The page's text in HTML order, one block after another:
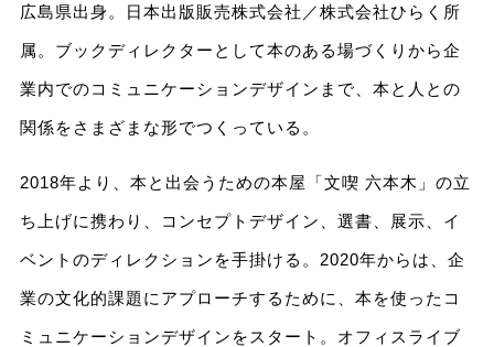
広島県出身。日本出版販売株式会社／株式会社ひらく所
属。ブックディレクターとして本のある場づくりから企
業内でのコミュニケーションデザインまで、本と人との
関係をさまざまな形でつくっている。
2018年より、本と出会うための本屋「文喫 六本木」の立
ち上げに携わり、コンセプトデザイン、選書、展示、イ
ベントのディレクションを手掛ける。2020年からは、企
業の文化的課題にアプローチするために、本を使ったコ
ミュニケーションデザインをスタート。オフィスライブ